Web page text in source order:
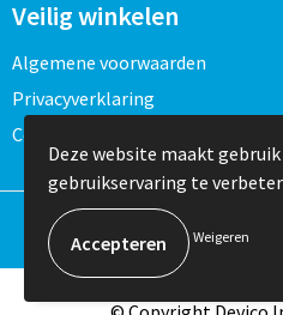
Veilig winkelen
Algemene voorwaarden
Privacyverklaring
Cookieverklaring
Deze website maakt
gebruikservaring te
Weigeren